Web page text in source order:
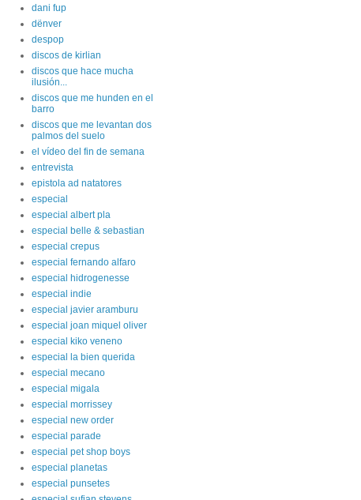
dani fup
dënver
despop
discos de kirlian
discos que hace mucha
ilusión...
discos que me hunden en el
barro
discos que me levantan dos
palmos del suelo
el vídeo del fin de semana
entrevista
epistola ad natatores
especial
especial albert pla
especial belle & sebastian
especial crepus
especial fernando alfaro
especial hidrogenesse
especial indie
especial javier aramburu
especial joan miquel oliver
especial kiko veneno
especial la bien querida
especial mecano
especial migala
especial morrissey
especial new order
especial parade
especial pet shop boys
especial planetas
especial punsetes